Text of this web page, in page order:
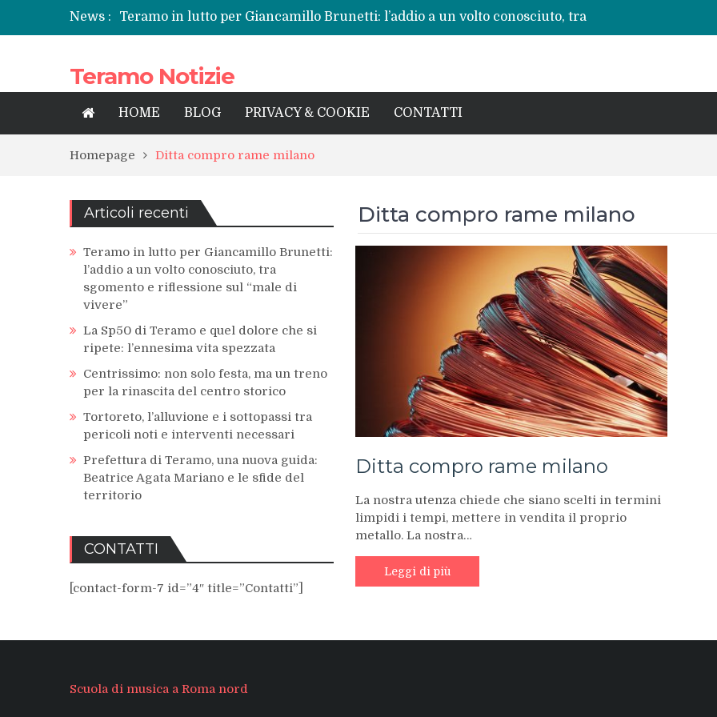
News :
Teramo in lutto per Giancamillo Brunetti: l’addio a un volto conosciuto, tra
sgomento e riflessione sul “male di vivere”
Centrissimo: non solo festa, ma un treno per la rinascita del centro storico
Tortoreto, l’alluvione e i sottopassi tra pericoli noti e interventi necessari
Prefettura di Teramo, una nuova guida: Beatrice Agata Mariano e le sfide del
Teramo Notizie
HOME BLOG PRIVACY & COOKIE CONTATTI
Homepage Ditta compro rame milano
Ditta compro rame milano
Ditta compro rame milano
La nostra utenza chiede che siano scelti in termini
limpidi i tempi, mettere in vendita il proprio
metallo. La nostra…
Leggi di più
Articoli recenti
Teramo in lutto per Giancamillo Brunetti:
l’addio a un volto conosciuto, tra
sgomento e riflessione sul “male di
vivere”
La Sp50 di Teramo e quel dolore che si
ripete: l’ennesima vita spezzata
Centrissimo: non solo festa, ma un treno
per la rinascita del centro storico
Tortoreto, l’alluvione e i sottopassi tra
pericoli noti e interventi necessari
Prefettura di Teramo, una nuova guida:
Beatrice Agata Mariano e le sfide del
territorio
CONTATTI
[contact-form-7 id=”4″ title=”Contatti”]
Scuola di musica a Roma nord